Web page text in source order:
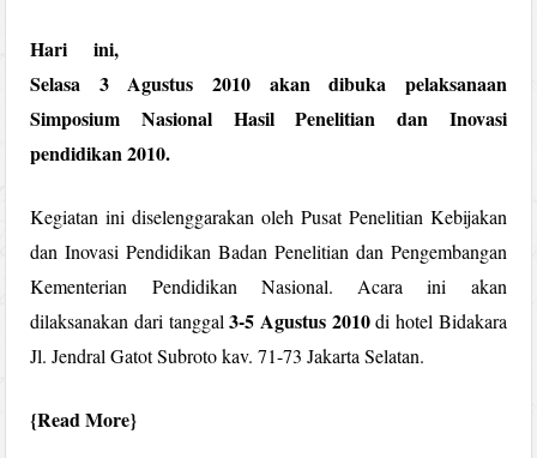
Hari ini,
Selasa 3 Agustus 2010 akan dibuka pelaksanaan
Simposium Nasional Hasil Penelitian dan Inovasi
pendidikan 2010.
Kegiatan ini diselenggarakan oleh Pusat Penelitian Kebijakan
dan Inovasi Pendidikan Badan Penelitian dan Pengembangan
Kementerian Pendidikan Nasional. Acara ini akan
dilaksanakan dari tanggal3-5 Agustus 2010di hotel Bidakara
Jl. Jendral Gatot Subroto kav. 71-73 Jakarta Selatan.
Read More